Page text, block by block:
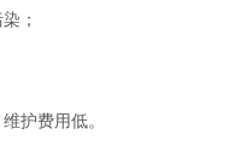
；
护费用低。